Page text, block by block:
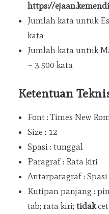
KEBIJAKAN
PANDUAN PENULISAN
https://
Jumlah kata untuk
kata
Jumlah kata untuk
– 3.500 kata
Ketentuan
Font : Times New
Size : 12
Spasi : tunggal
Paragraf : Rata kiri
Antarparagraf : Spasi
Kutipan panjang :
tab; rata kiri; tidak